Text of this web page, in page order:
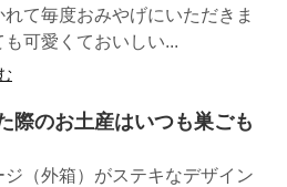
れて毎度おみやげにいただきま
も可愛くておいしい...
際のお土産はいつも巣ごも
ジ（外箱）がステキなデザイン